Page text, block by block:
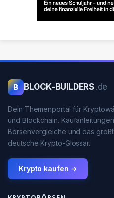
B BLOCK-BUILDERS .de
Dein Themenportal für
und Blockchain. Kaufanleitungen,
Börsenvergleiche und das
deutsche Krypto-Glossar.
Krypto kaufen →